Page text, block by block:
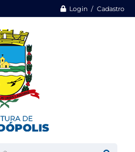
Login / Cadastro